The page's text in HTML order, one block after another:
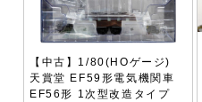
【中古】1/80(HOゲージ)
天賞堂 EF59形電気機関車
EF56形 1次型改造タイプ